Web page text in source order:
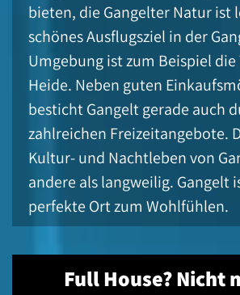
bieten, die Gangelter Natur ist
schönes Ausflugsziel in der
Umgebung ist zum Beispiel die
Heide. Neben guten
besticht Gangelt gerade auch
zahlreichen Freizeitangebote.
Kultur- und Nachtleben von
andere als langweilig. Gangelt
perfekte Ort zum Wohlfühlen.
Full House? Nicht